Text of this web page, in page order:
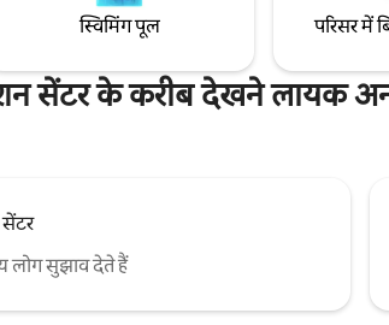
स्विमिंग पूल परिसर में
सेंटर के करीब देखने लायक
सेंटर
लोग सुझाव देते हैं